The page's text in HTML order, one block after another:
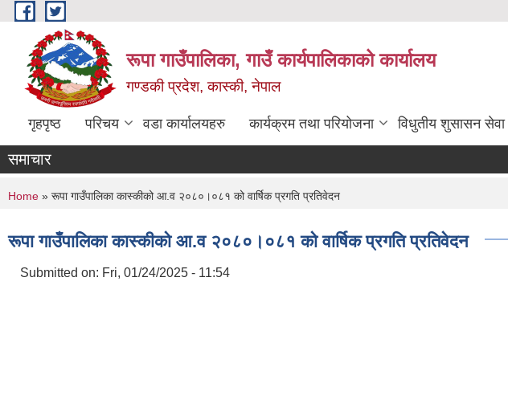
Skip to main content
रूपा गाउँपालिका, गाउँ कार्यपालिकाको कार्यालय
गण्डकी प्रदेश, कास्की, नेपाल
गृहपृष्ठ परिचय वडा कार्यालयहरु कार्यक्रम तथा परियोजना विधुतीय शुसासन सेवा
समाचार
You are here
Home » रूपा गाउँपालिका कास्कीको आ.व २०८०।०८१ को वार्षिक प्रगति प्रतिवेदन
रूपा गाउँपालिका कास्कीको आ.व २०८०।०८१ को वार्षिक प्रगति प्रतिवेदन
Submitted on: Fri, 01/24/2025 - 11:54